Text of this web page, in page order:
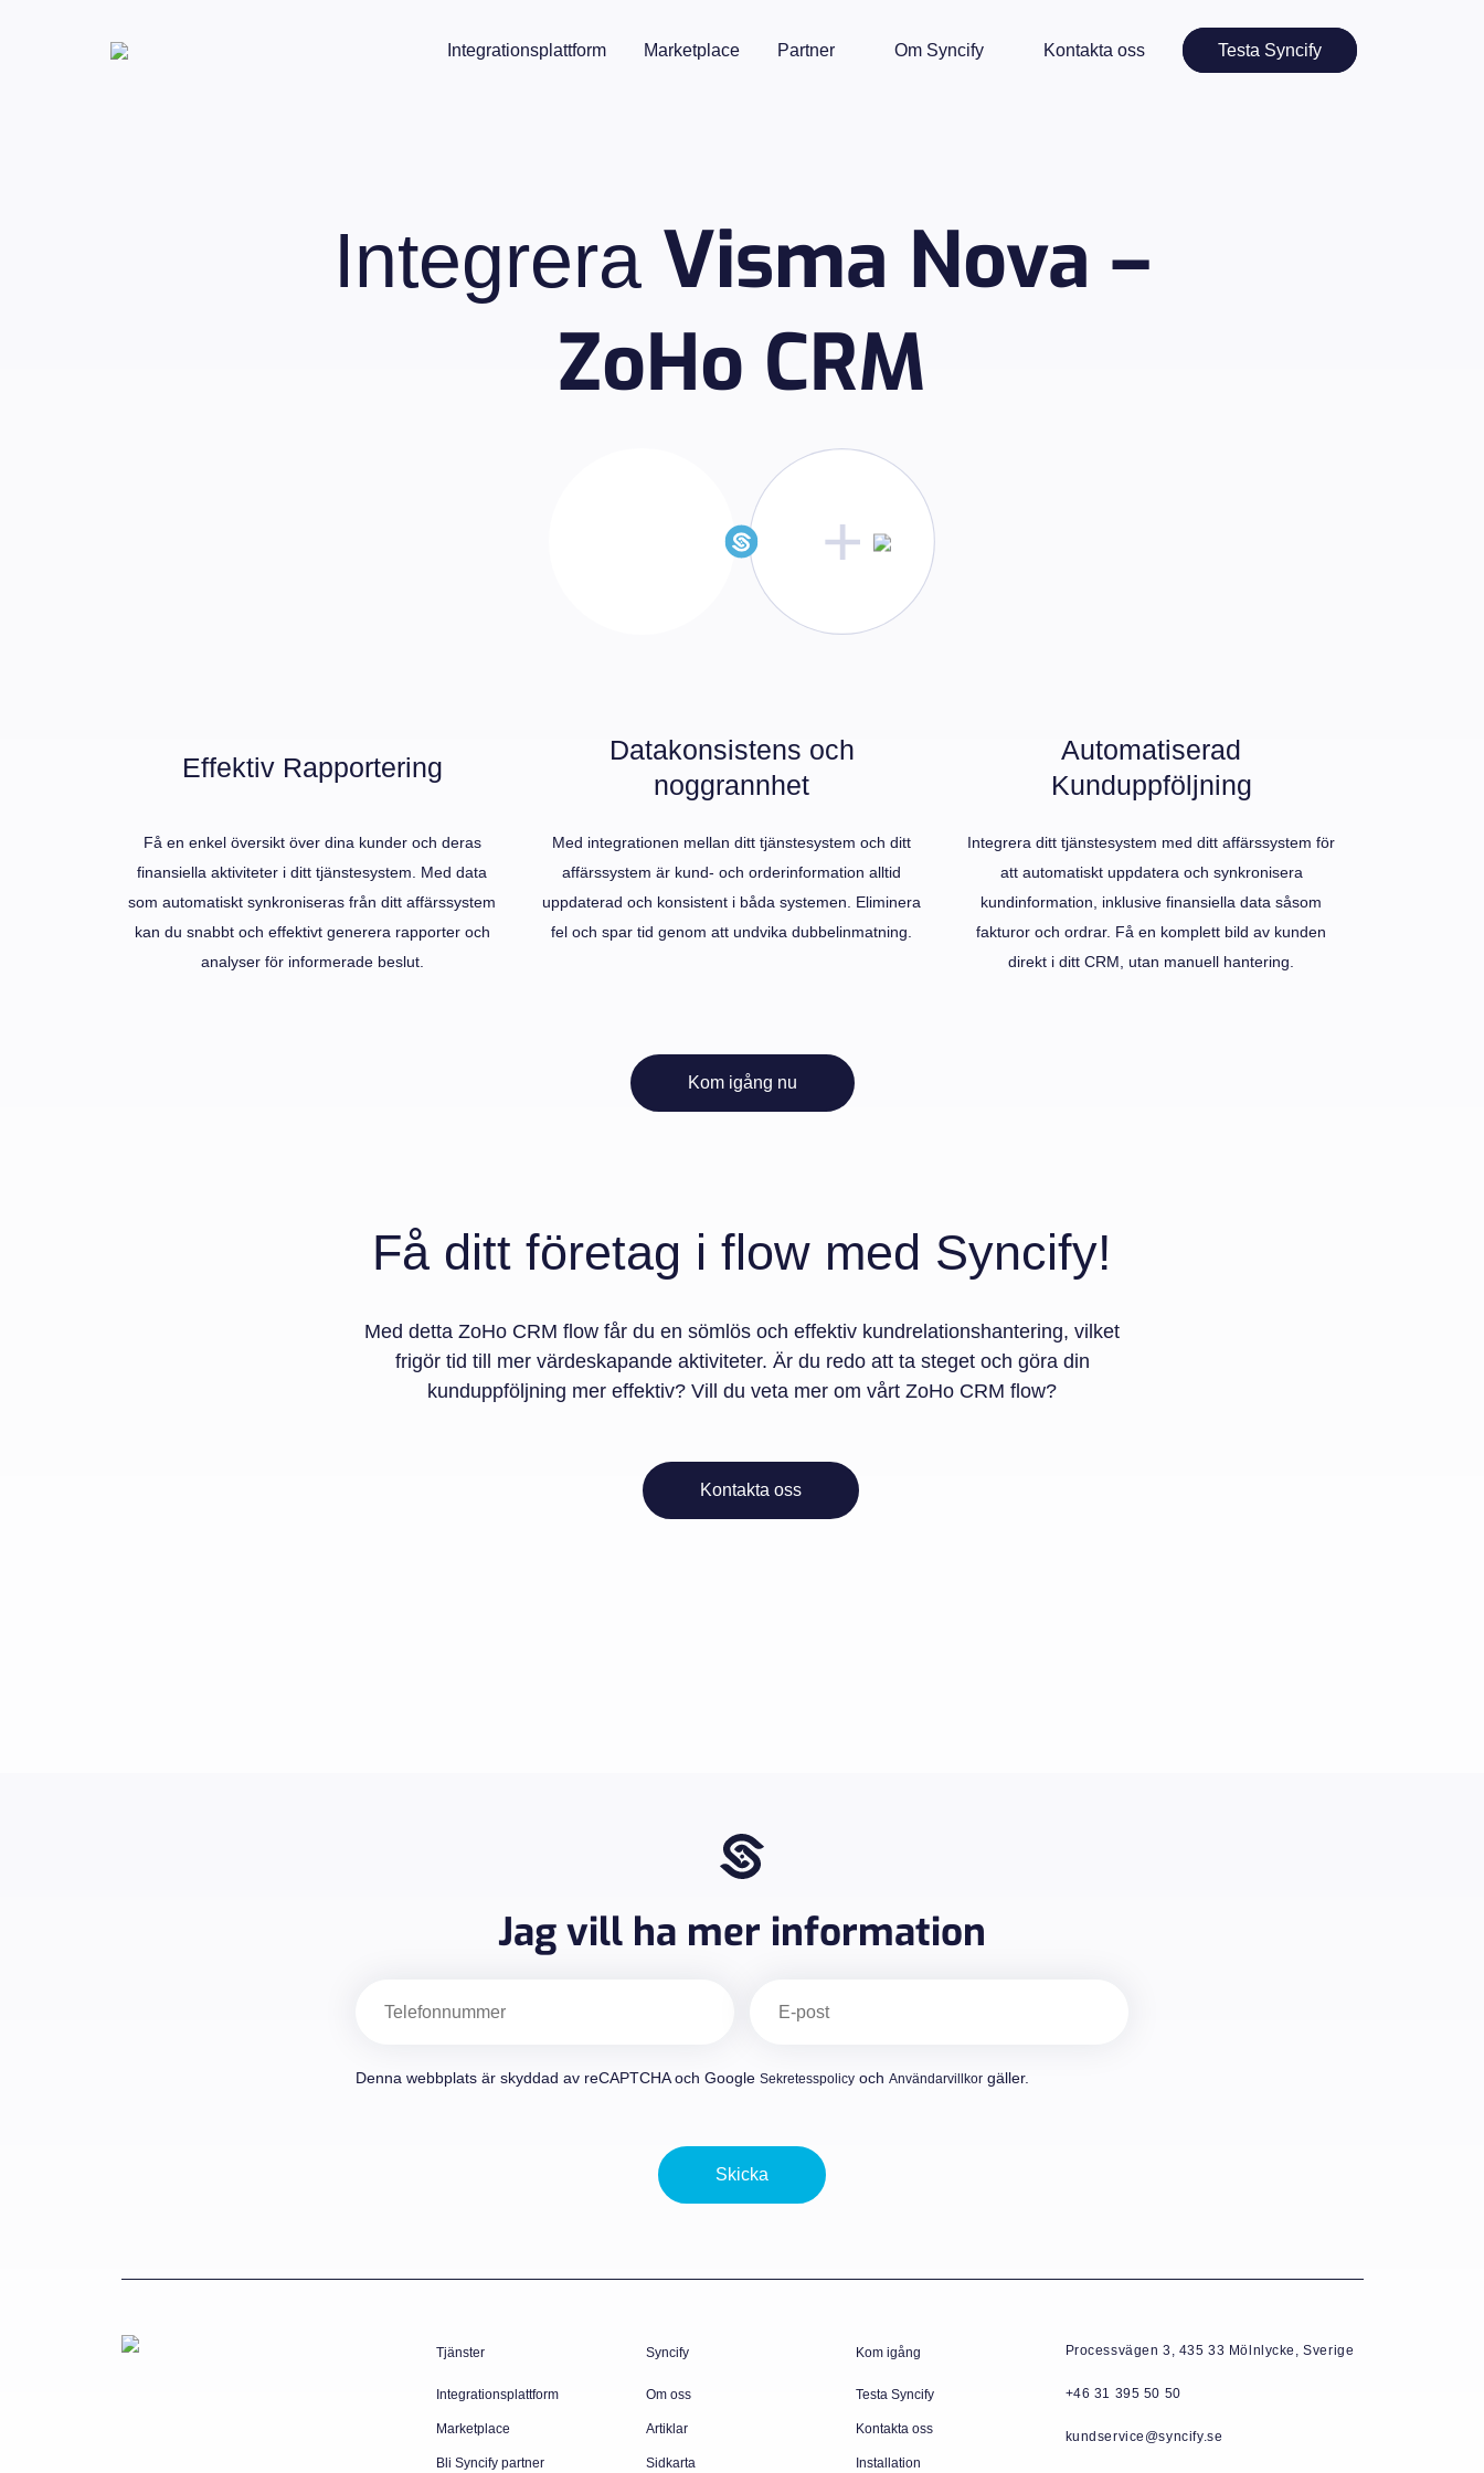
Integrationsplattform Marketplace Partner Om Syncify Kontakta oss Testa Syncify
Integrera Visma Nova –
ZoHo CRM
Effektiv Rapportering
Få en enkel översikt över dina kunder och deras
finansiella aktiviteter i ditt tjänstesystem. Med data
som automatiskt synkroniseras från ditt affärssystem
kan du snabbt och effektivt generera rapporter och
analyser för informerade beslut.
Datakonsistens och
noggrannhet
Med integrationen mellan ditt tjänstesystem och ditt
affärssystem är kund- och orderinformation alltid
uppdaterad och konsistent i båda systemen. Eliminera
fel och spar tid genom att undvika dubbelinmatning.
Automatiserad
Kunduppföljning
Integrera ditt tjänstesystem med ditt affärssystem för
att automatiskt uppdatera och synkronisera
kundinformation, inklusive finansiella data såsom
fakturor och ordrar. Få en komplett bild av kunden
direkt i ditt CRM, utan manuell hantering.
Kom igång nu
Få ditt företag i flow med Syncify!
Med detta ZoHo CRM flow får du en sömlös och effektiv kundrelationshantering, vilket
frigör tid till mer värdeskapande aktiviteter. Är du redo att ta steget och göra din
kunduppföljning mer effektiv? Vill du veta mer om vårt ZoHo CRM flow?
Kontakta oss
Jag vill ha mer information
post
Denna webbplats är skyddad av reCAPTCHA och Google Sekretesspolicy och Användarvillkor gäller.
Skicka
Tjänster
Integrationsplattform
Marketplace
Bli Syncify partner
Syncify
Om oss
Artiklar
Sidkarta
Kom igång
Testa Syncify
Kontakta oss
Installation
Processvägen 3, 435 33 Mölnlycke, Sverige
+46 31 395 50 50
kundservice@syncify.se